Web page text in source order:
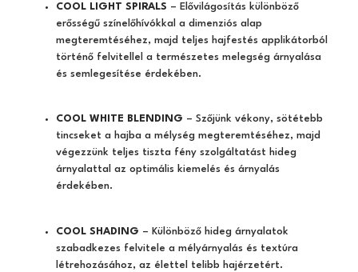
COOL LIGHT SPIRALS – Elővilágosítás különböző
erősségű színelőhívókkal a dimenziós alap
megteremtéséhez, majd teljes hajfestés applikátorból
történő felvitellel a természetes melegség árnyalása
és semlegesítése érdekében.
COOL WHITE BLENDING – Szőjünk vékony, sötétebb
tincseket a hajba a mélység megteremtéséhez, majd
végezzünk teljes tiszta fény szolgáltatást hideg
árnyalattal az optimális kiemelés és árnyalás
érdekében.
COOL SHADING – Különböző hideg árnyalatok
szabadkezes felvitele a mélyárnyalás és textúra
létrehozásához, az élettel telibb hajérzetért.